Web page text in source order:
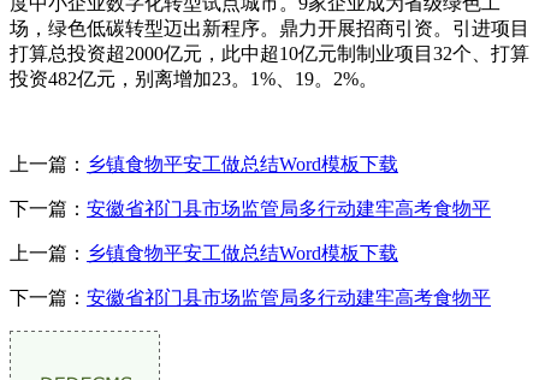
场，绿色低碳转型迈出新程序。鼎力开展招商引资。引进项目
打算总投资超2000亿元，此中超10亿元制制业项目32个、打算
投资482亿元，别离增加23。1%、19。2%。
上一篇： 乡镇食物平安工做总结Word模板下载
下一篇： 安徽省祁门县市场监管局多行动建牢高考食物平
上一篇： 乡镇食物平安工做总结Word模板下载
下一篇： 安徽省祁门县市场监管局多行动建牢高考食物平